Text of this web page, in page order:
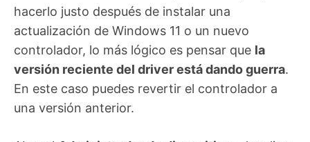
hacerlo justo después de instalar una
actualización de Windows 11 o un nuevo
controlador, lo más lógico es pensar que la
versión reciente del driver está dando guerra.
En este caso puedes revertir el controlador a
una versión anterior.